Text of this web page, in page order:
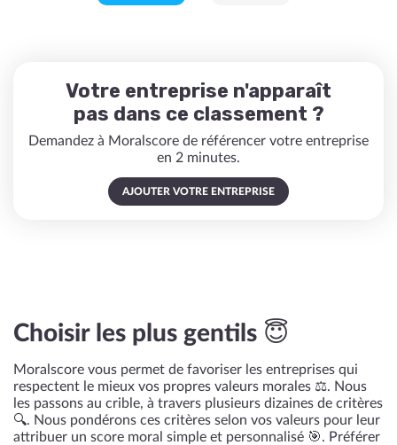
Votre entreprise n'apparaît
pas dans ce classement ?
Demandez à Moralscore de référencer votre entreprise
en 2 minutes.
AJOUTER VOTRE ENTREPRISE
Choisir les plus gentils 😇
Moralscore vous permet de favoriser les entreprises qui
respectent le mieux vos propres valeurs morales ⚖️. Nous
les passons au crible, à travers plusieurs dizaines de critères
🔍. Nous pondérons ces critères selon vos valeurs pour leur
attribuer un score moral simple et personnalisé 🎯. Préférer